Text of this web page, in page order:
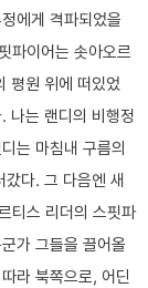
에게 격파되었을
파이어는 솟아오르
평원 위에 떠있었
나는 랜디의 비행정
는 마침내 구름의
다. 그 다음엔 새
티스 리더의 스핏파
가 그들을 끌어올
라 북쪽으로, 어딘